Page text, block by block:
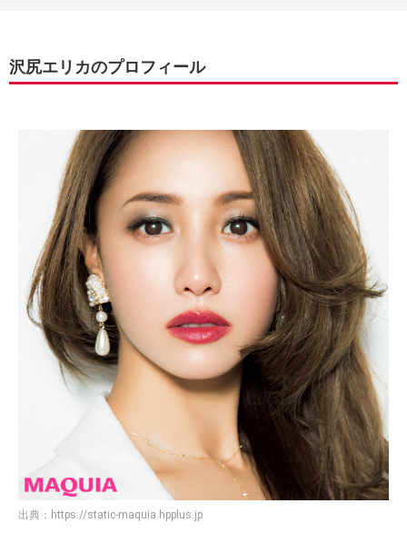
沢尻エリカのプロフィール
出典： https://static-maquia.hpplus.jp